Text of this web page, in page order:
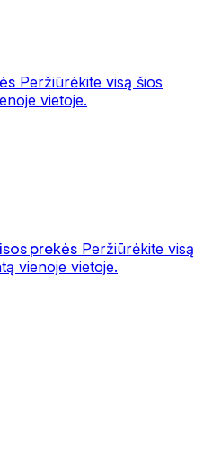
Peržiūrėkite visą šios
vietoje.
prekės Peržiūrėkite visą
vienoje vietoje.